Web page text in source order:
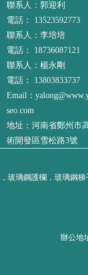
聯系人：郭迎利
電話： 13523592773
聯系人：李培培
電話： 18736087121
聯系人：楊永剛
電話： 13803833737
Email：
seo.com
地址：河南省鄭州市
術開發區雪松路3號
玻璃鋼護欄，玻璃鋼
辦公地